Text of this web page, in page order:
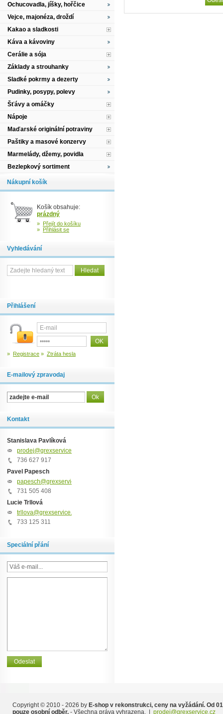
Ochucovadla, jíšky, hořčice
Vejce, majonéza, droždí
Kakao a sladkosti
Káva a kávoviny
Cerálie a sója
Základy a strouhanky
Sladké pokrmy a dezerty
Pudinky, posypy, polevy
Šťávy a omáčky
Nápoje
Maďarské originální potraviny
Paštiky a masové konzervy
Marmelády, džemy, povidla
Bezlepkový sortiment
Nákupní košík
Košík obsahuje:
prázdný
» Přejít do košíku
» Přihlásit se
Vyhledávání
Přihlášení
» Registrace » Ztráta hesla
E-mailový zpravodaj
Kontakt
Stanislava Pavlíková
prodej@grexservice.cz
736 627 917
Pavel Papesch
papesch@grexservice.cz
731 505 408
Lucie Trllová
trllova@grexservice.cz
733 125 311
Speciální přání
Copyright © 2010 - 2026 by E-shop v rekonstrukci, ceny na vyžádání. Od
pouze osobní odběr. - Všechna práva vyhrazena. | prodej@grexservice.cz